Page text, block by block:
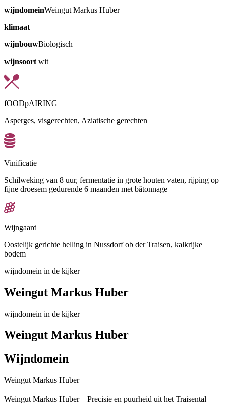
wijndomeinWeingut Markus Huber
klimaat
wijnbouwBiologisch
wijnsoort wit
fOODpAIRING
Asperges, visgerechten, Aziatische gerechten
Vinificatie
Schilweking van 8 uur, fermentatie in grote houten vaten, rijping op
fijne droesem gedurende 6 maanden met bâtonnage
Wijngaard
Oostelijk gerichte helling in Nussdorf ob der Traisen, kalkrijke
bodem
wijndomein in de kijker
Weingut Markus Huber
wijndomein in de kijker
Weingut Markus Huber
Wijndomein
Weingut Markus Huber
Weingut Markus Huber – Precisie en puurheid uit het Traisental